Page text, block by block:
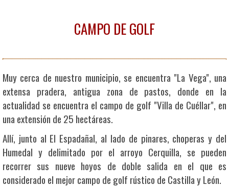
CAMPO DE GOLF
Muy cerca de nuestro municipio, se encuentra "La Vega", una
extensa pradera, antigua zona de pastos, donde en la
actualidad se encuentra el campo de golf "Villa de Cuéllar", en
una extensión de 25 hectáreas.
Allí, junto al El Espadañal, al lado de pinares, choperas y del
Humedal y delimitado por el arroyo Cerquilla, se pueden
recorrer sus nueve hoyos de doble salida en el que es
considerado el mejor campo de golf rústico de Castilla y León.